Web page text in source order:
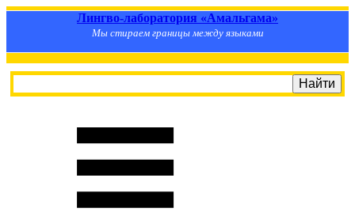
Лингво-лаборатория «Амальгама»
Мы стираем границы между языками